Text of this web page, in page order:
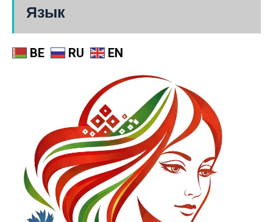
Язык
BE RU EN